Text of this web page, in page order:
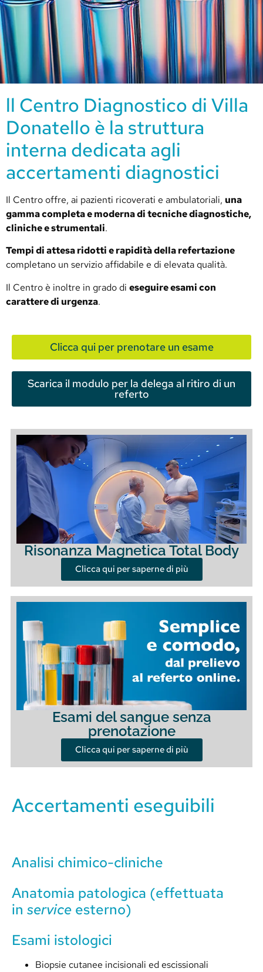
ll Centro Diagnostico di Villa
Donatello è la struttura
interna dedicata agli
accertamenti diagnostici
Il Centro offre, ai pazienti ricoverati e ambulatoriali, una
gamma completa e moderna di tecniche diagnostiche,
cliniche e strumentali.
Tempi di attesa ridotti e rapidità della refertazione
completano un servizio affidabile e di elevata qualità.
Il Centro è inoltre in grado di eseguire esami con
carattere di urgenza.
Clicca qui per prenotare un esame
Scarica il modulo per la delega al ritiro di un
referto
Risonanza Magnetica Total Body
Clicca qui per saperne di più
Esami del sangue senza
prenotazione
Clicca qui per saperne di più
Accertamenti eseguibili
Analisi chimico-cliniche
Anatomia patologica (effettuata
in service esterno)
Esami istologici
Biopsie cutanee incisionali ed escissionali